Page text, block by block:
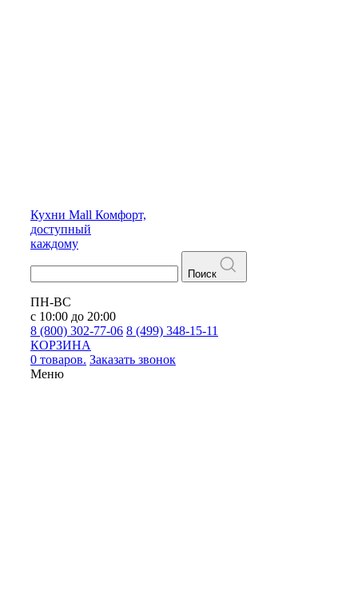
Кухни Mall Комфорт,
доступный
каждому
Поиск
ПН-ВС
с 10:00 до 20:00
8 (800) 302-77-06 8 (499) 348-15-11
КОРЗИНА
0 товаров. Заказать звонок
Меню